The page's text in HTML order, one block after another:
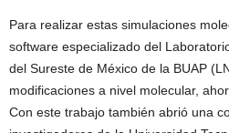
Para realizar estas simulaciones
software especializado del
del Sureste de México de la BUAP
modificaciones a nivel molecular,
Con este trabajo también abrió una